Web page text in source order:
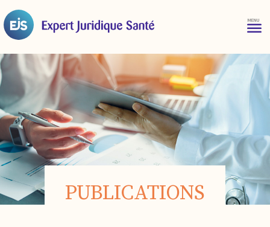
PUBLICATIONS